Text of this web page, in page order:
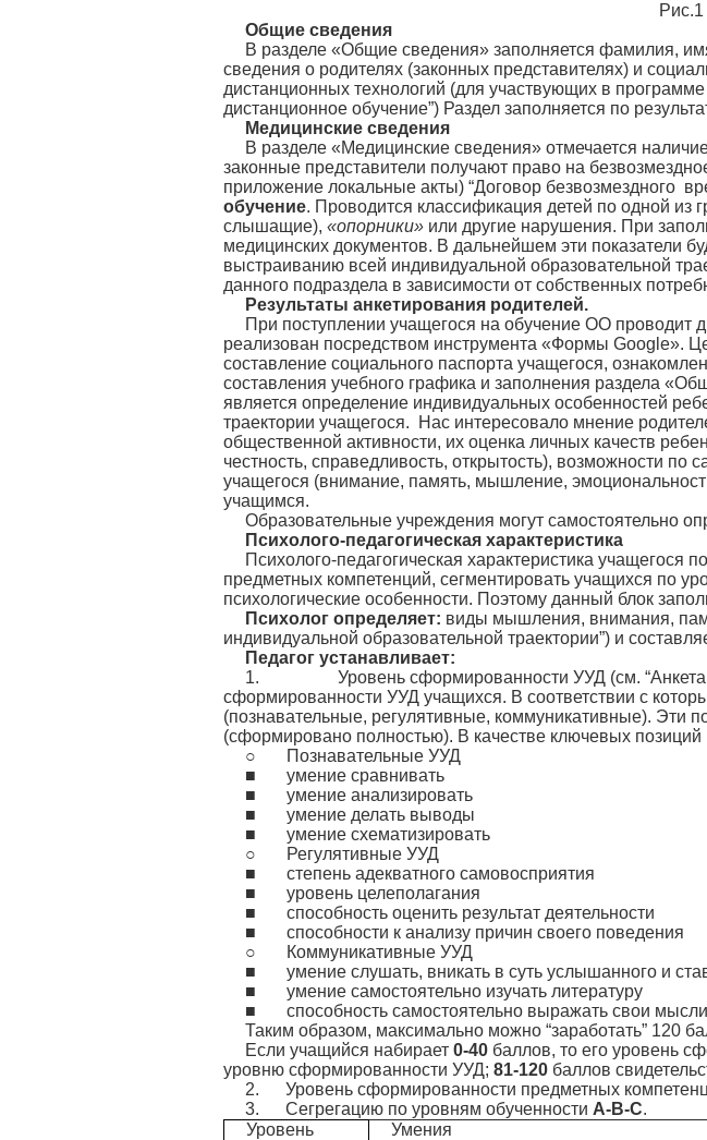
Общие сведения
В разделе «Общие сведения» заполняется фамилия,
сведения о родителях (законных представителях) и
дистанционных технологий (для участвующих в
дистанционное обучение”) Раздел заполняется по
Медицинские сведения
В разделе «Медицинские сведения» отмечается
законные представители получают право на
приложение локальные акты) “Договор безвозмездного
обучение. Проводится классификация детей по одной из
слышащие), «опорники» или другие нарушения. При
медицинских документов. В дальнейшем эти показатели
выстраиванию всей индивидуальной образовательной
данного подраздела в зависимости от собственных
Результаты анкетирования родителей.
При поступлении учащегося на обучение ОО проводит
реализован посредством инструмента «Формы Google».
составление социального паспорта учащегося,
составления учебного графика и заполнения раздела
является определение индивидуальных особенностей
траектории учащегося. Нас интересовало мнение
общественной активности, их оценка личных качеств
честность, справедливость, открытость), возможности
учащегося (внимание, память, мышление,
учащимся.
Образовательные учреждения могут самостоятельно
Психолого-педагогическая характеристика
Психолого-педагогическая характеристика
предметных компетенций, сегментировать учащихся по
психологические особенности. Поэтому данный блок
Психолог определяет: виды мышления, внимания,
индивидуальной образовательной траектории”) и
Педагог устанавливает:
1. Уровень сформированности УУД (см. “Анкета
сформированности УУД учащихся. В соответствии с
(познавательные, регулятивные, коммуникативные). Эти
(сформировано полностью). В качестве ключевых
○ Познавательные УУД
■ умение сравнивать
■ умение анализировать
■ умение делать выводы
■ умение схематизировать
○ Регулятивные УУД
■ степень адекватного самовосприятия
■ уровень целеполагания
■ способность оценить результат деятельности
■ способности к анализу причин своего поведения
○ Коммуникативные УУД
■ умение слушать, вникать в суть услышанного и
■ умение самостоятельно изучать литературу
■ способность самостоятельно выражать свои мысли
Таким образом, максимально можно “заработать” 120
Если учащийся набирает 0-40 баллов, то его уровень
уровню сформированности УУД; 81-120 баллов
2. Уровень сформированности предметных
3. Сегрегацию по уровням обученности А-В-С.
Уровень
Умения